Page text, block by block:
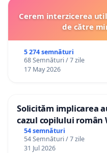
Cerem interzicerea
de către
5 274 semnături
68 Semnături / 7 zile
17 May 2026
Solicităm implicarea
cazul copilului român
Gheorghe, aflat în
12 ani
54 semnături
54 Semnături / 7 zile
31 Jul 2026